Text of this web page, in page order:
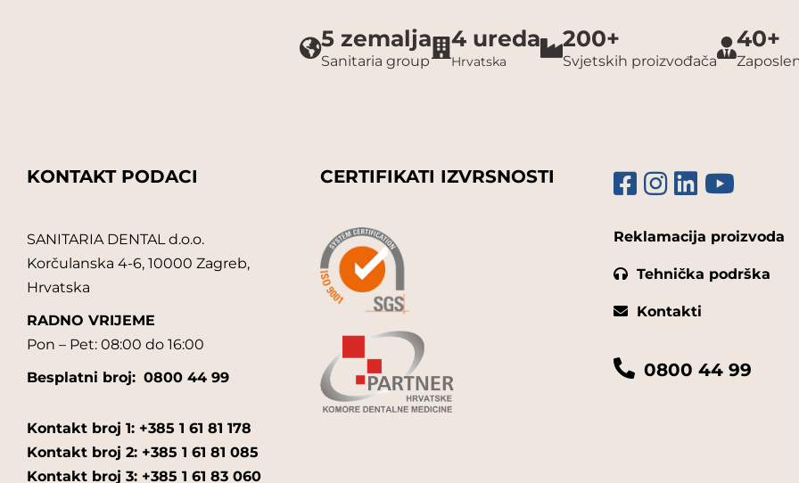
IVOCLAR VIVADENT-DIGITAL
JOHNSON & JOHNSON
KAVO
KEMOFARMACIJA
KURARAY
LARIDENT
5 zemalja
Sanitaria group
4 ureda
Hrvatska
200+
Svjetskih proizvođača
40+
KONTAKT PODACI
SANITARIA DENTAL d.o.o.
Korčulanska 4-6, 10000 Zagreb,
Hrvatska
RADNO VRIJEME
Pon – Pet: 08:00 do 16:00
Besplatni broj: 0800 44 99
Kontakt broj 1: +385 1 61 81 178
Kontakt broj 2: +385 1 61 81 085
Kontakt broj 3: +385 1 61 83 060
CERTIFIKATI IZVRSNOSTI
Reklamacija proizvoda
Tehnička podrška
Kontakti
0800 44 99